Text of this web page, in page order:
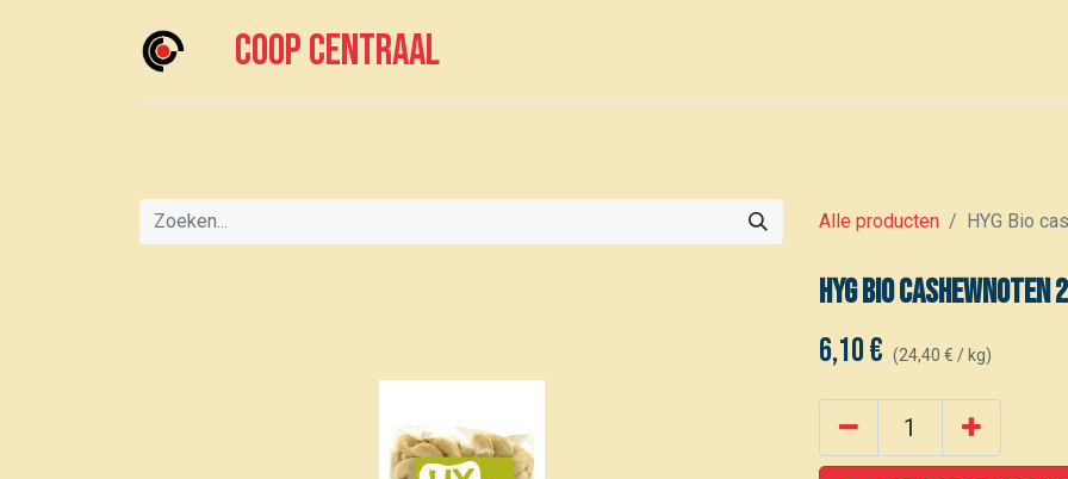
Coop centraal
Alle producten HYG Bio
HYG Bio cashewnoten
6,10€ (24,40 € / kg)